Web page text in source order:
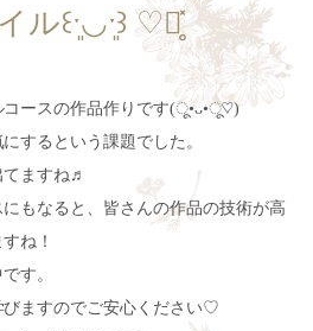
꒰ˑ͈◡ˑ͈꒱ ♡ೄ̥̽
コースの作品作りです(ू•ᴗ•ू♡)
するという課題でした。
てますね♬
もなると、皆さんの作品の技術が高
ね！
す。
ますのでご安心ください♡